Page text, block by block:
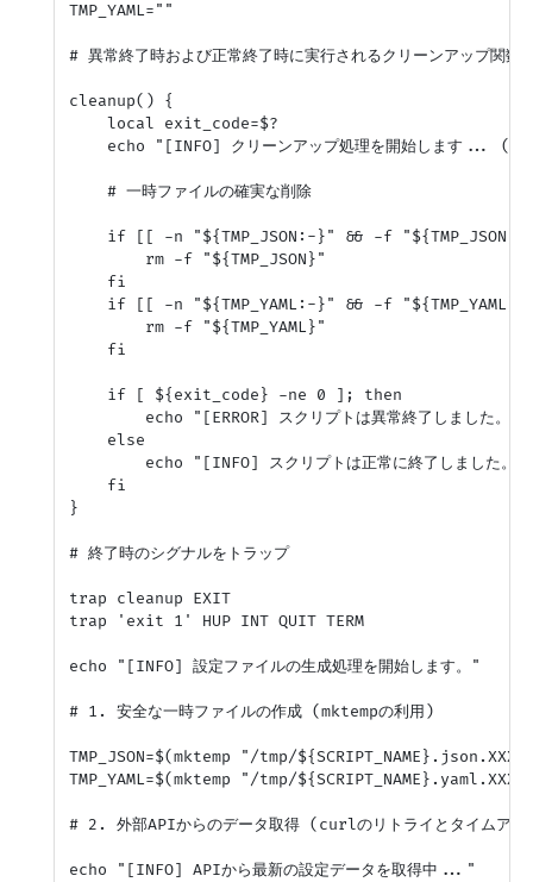
TMP_YAML=""
# 異常終了時および正常終了時に実行されるクリーンアップ関数
cleanup() {
    local exit_code=$?
echo "[INFO] クリーンアップ処理を開始します...
    # 一時ファイルの確実な削除
if [[ -n "${TMP_JSON:-}" && -f "${TMP_JSON}"
        rm -f "${TMP_JSON}"
    fi
if [[ -n "${TMP_YAML:-}" && -f "${TMP_YAML}"
        rm -f "${TMP_YAML}"
    fi
    if [ ${exit_code} -ne 0 ]; then
echo "[ERROR] スクリプトは異常終了しました。設
    else
        echo "[INFO] スクリプトは正常に終了しました。"
    fi
}
# 終了時のシグナルをトラップ
trap cleanup EXIT
trap 'exit 1' HUP INT QUIT TERM
echo "[INFO] 設定ファイルの生成処理を開始します。"
# 1. 安全な一時ファイルの作成 (mktempの利用)
TMP_JSON=$(mktemp "/tmp/
TMP_YAML=$(mktemp "/tmp/
# 2. 外部APIからのデータ取得 (curlのリトライとタイムアウ
echo "[INFO] APIから最新の設定データを取得中..."